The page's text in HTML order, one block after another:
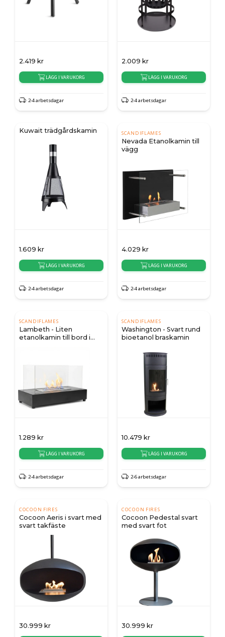
2.419 kr
LÄGG I VARUKORG
2-4 arbetsdagar
2.009 kr
LÄGG I VARUKORG
2-4 arbetsdagar
Kuwait trädgårdskamin
1.609 kr
LÄGG I VARUKORG
2-4 arbetsdagar
SCANDIFLAMES
Nevada Etanolkamin till
vägg
4.029 kr
LÄGG I VARUKORG
2-4 arbetsdagar
SCANDIFLAMES
Lambeth - Liten
etanolkamin till bord i
1.289 kr
LÄGG I VARUKORG
2-4 arbetsdagar
SCANDIFLAMES
Washington - Svart rund
bioetanol braskamin
10.479 kr
LÄGG I VARUKORG
2-6 arbetsdagar
COCOON FIRES
Cocoon Aeris i svart med
svart takfäste
30.999 kr
COCOON FIRES
Cocoon Pedestal svart
med svart fot
30.999 kr